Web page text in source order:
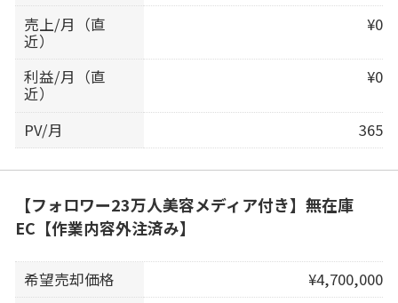
売上/月（直
近）
¥0
利益/月（直
近）
¥0
PV/月 365
【フォロワー23万人美容メディア付き】無在庫
EC【作業内容外注済み】
希望売却価格
¥4,700,000